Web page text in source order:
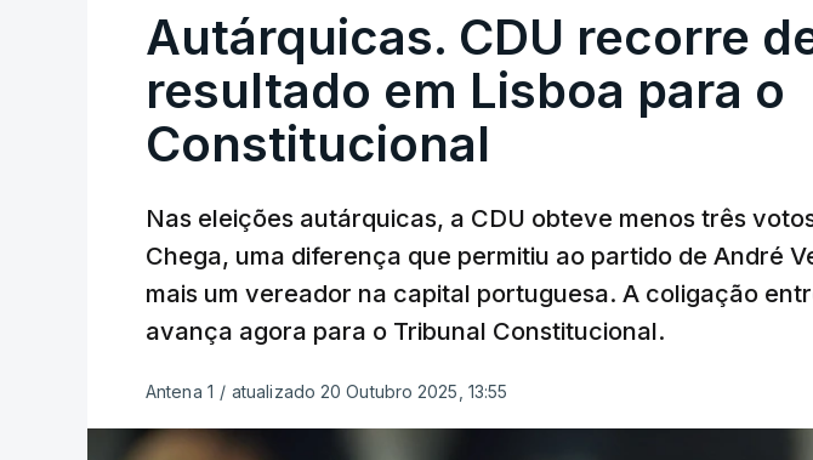
Autárquicas. CDU recorre
resultado em Lisboa para o
Constitucional
Nas eleições autárquicas, a CDU obteve menos três
Chega, uma diferença que permitiu ao partido de André
mais um vereador na capital portuguesa. A coligação
avança agora para o Tribunal Constitucional.
Antena 1 / atualizado 20 Outubro 2025, 13:55